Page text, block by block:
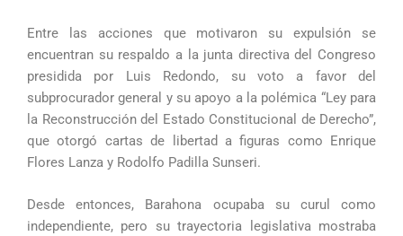
Entre las acciones que motivaron su expulsión se
encuentran su respaldo a la junta directiva del Congreso
presidida por Luis Redondo, su voto a favor del
subprocurador general y su apoyo a la polémica “Ley para
la Reconstrucción del Estado Constitucional de Derecho”,
que otorgó cartas de libertad a figuras como Enrique
Flores Lanza y Rodolfo Padilla Sunseri.
Desde entonces, Barahona ocupaba su curul como
independiente, pero su trayectoria legislativa mostraba